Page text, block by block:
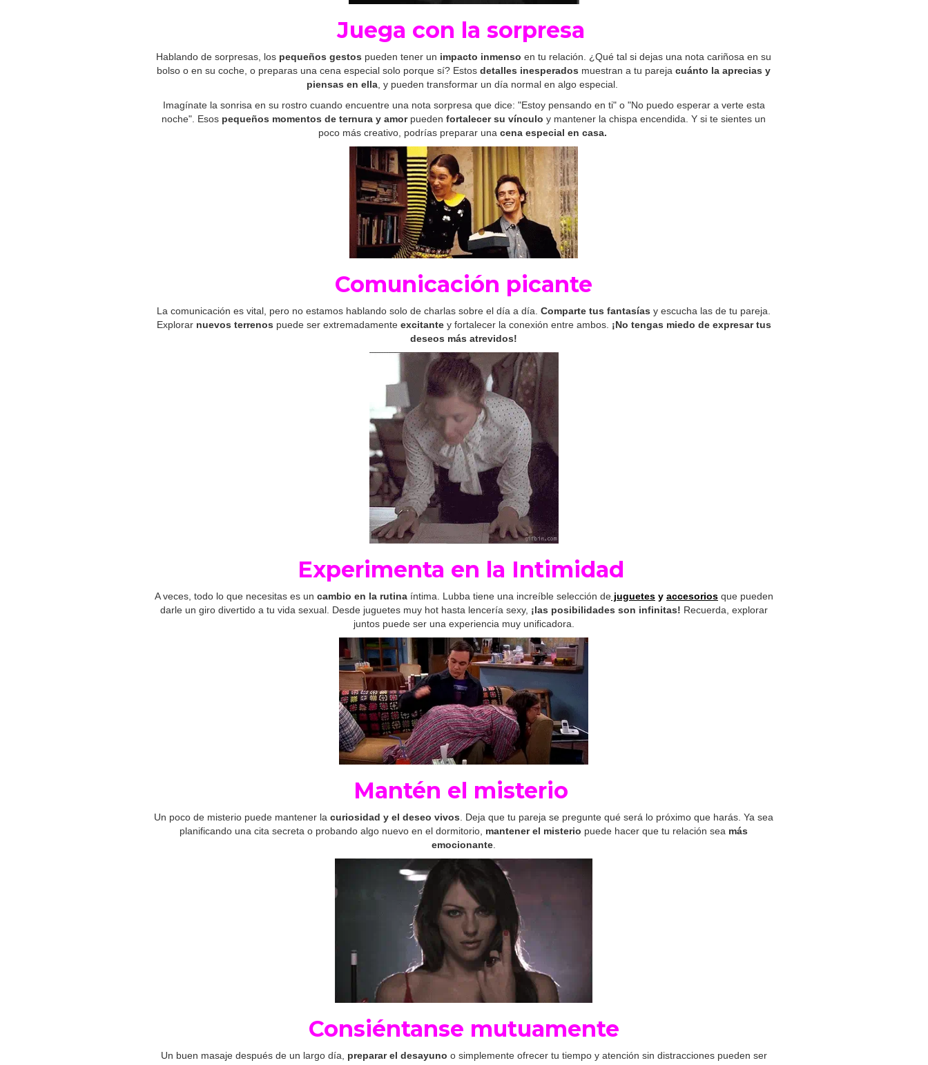
Juega con la sorpresa
Hablando de sorpresas, los pequeños gestos pueden tener un impacto inmenso en tu relación. ¿Qué tal si dejas una nota cariñosa en su
bolso o en su coche, o preparas una cena especial solo porque sí? Estosdetalles inesperados muestran a tu pareja cuánto la aprecias y
piensas en ella , y pueden transformar un día normal en algo especial.
Imagínate la sonrisa en su rostro cuando encuentre una nota sorpresa que dice: "Estoy pensando en ti" o "No puedo esperar a verte esta
noche". Esos pequeños momentos de ternura y amorpuedenfortalecer su vínculo y mantener la chispa encendida. Y si te sientes un
poco más creativo, podrías preparar una cena especial en casa.
Comunicación picante
La comunicación es vital, pero no estamos hablando solo de charlas sobre el día a día.Comparte tus fantasías y escucha las de tu pareja.
Explorar nuevos terrenos puede ser extremadamente excitantey fortalecer la conexión entre ambos. ¡No tengas miedo de expresar tus
deseos más atrevidos!
Experimenta en la Intimidad
A veces, todo lo que necesitas es un cambio en la rutinaíntima. Lubba tiene una increíble selección dejuguetesy accesoriosque pueden
darle un giro divertido a tu vida sexual. Desde juguetes muy hot hasta lencería sexy, ¡las posibilidades son infinitas! Recuerda, explorar
juntos puede ser una experiencia muy unificadora.
Mantén el misterio
Un poco de misterio puede mantener lacuriosidad y el deseo vivos . Deja que tu pareja se pregunte qué será lo próximo que harás. Ya sea
planificando una cita secreta o probando algo nuevo en el dormitorio, mantener el misterio puede hacer que tu relación sea más
emocionante
Consiéntanse mutuamente
Un buen masaje después de un largo día, preparar el desayuno o simplemente ofrecer tu tiempo y atención sin distracciones pueden ser